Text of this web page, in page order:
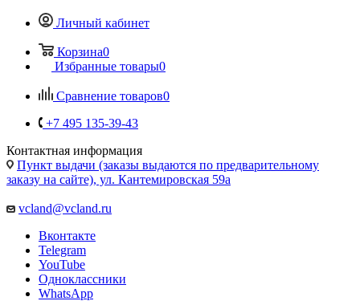
Личный кабинет
Корзина0
Избранные товары0
Сравнение товаров0
+7 495 135-39-43
Контактная информация
Пункт выдачи (заказы выдаются по предварительному
заказу на сайте), ул. Кантемировская 59а
vcland@vcland.ru
Вконтакте
Telegram
YouTube
Одноклассники
WhatsApp